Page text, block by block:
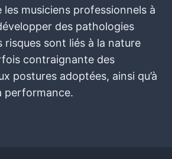
les musiciens professionnels à
des pathologies
risques sont liés à la nature
contraignante des
postures adoptées, ainsi qu’à
performance.